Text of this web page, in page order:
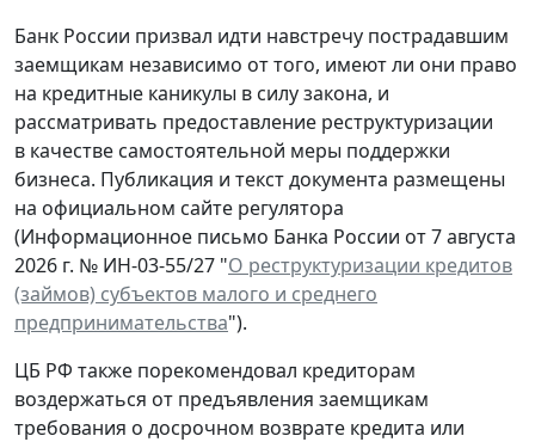
Банк России призвал идти навстречу пострадавшим
заемщикам независимо от того, имеют ли они право
на кредитные каникулы в силу закона, и
рассматривать предоставление реструктуризации
в качестве самостоятельной меры поддержки
бизнеса. Публикация и текст документа размещены
на официальном сайте регулятора
(Информационное письмо Банка России от 7 августа
2026 г. № ИН-03-55/27 "О реструктуризации кредитов
(займов) субъектов малого и среднего
предпринимательства").
ЦБ РФ также порекомендовал кредиторам
воздержаться от предъявления заемщикам
требования о досрочном возврате кредита или